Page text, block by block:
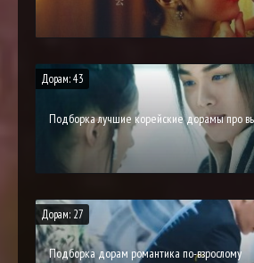
Дорам: 43
Подборка лучшие корейские дорамы про
Дорам: 27
Подборка дорам романтика по-взрослому